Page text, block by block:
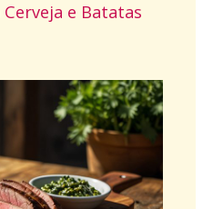
e Batatas